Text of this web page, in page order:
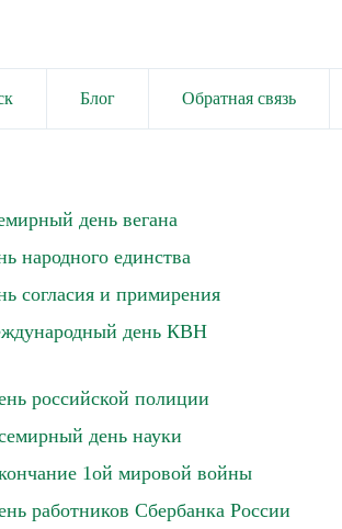
Блог Обратная связь
день вегана
народного единства
согласия и примирения
день КВН
российской полиции
день науки
1ой мировой войны
работников Сбербанка России